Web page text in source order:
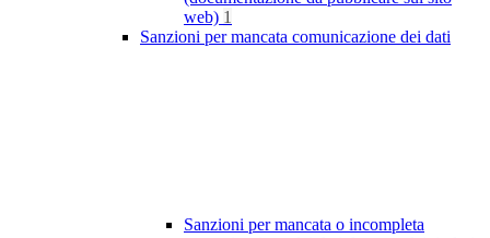
web) 1
Sanzioni per mancata comunicazione dei dati
Sanzioni per mancata o incompleta